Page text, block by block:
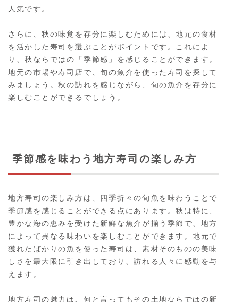
人気です。
さらに、秋の味覚を存分に楽しむためには、地元の食材
を活かした寿司を選ぶことがポイントです。これによ
り、秋ならではの「季節感」を感じることができます。
地元の市場や寿司店で、旬の魚介を使った寿司を探して
みましょう。秋の訪れを感じながら、旬の魚介を存分に
楽しむことができるでしょう。
季節感を味わう地方寿司の楽しみ方
地方寿司の楽しみ方は、四季折々の旬魚を味わうことで
季節感を感じることができる点にあります。秋は特に、
豊かな海の恵みを受けた新鮮な魚介が揃う季節で、地方
によって異なる味わいを楽しむことができます。地元で
獲れたばかりの魚を使った寿司は、素材そのものの美味
しさを最大限に引き出しており、訪れる人々に感動を与
えます。
地方寿司の魅力は、何と言ってもその土地ならではの新